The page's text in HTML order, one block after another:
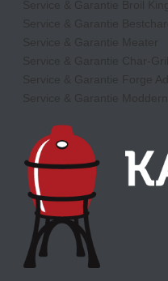
Service & Garantie Broil King
Service & Garantie
Service & Garantie Meater
Service & Garantie Char-
Service & Garantie Forge
Service & Garantie Moddern